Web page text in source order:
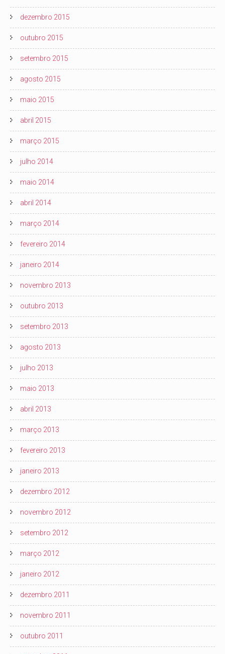
dezembro 2015
outubro 2015
setembro 2015
agosto 2015
maio 2015
abril 2015
março 2015
julho 2014
maio 2014
abril 2014
março 2014
fevereiro 2014
janeiro 2014
novembro 2013
outubro 2013
setembro 2013
agosto 2013
julho 2013
maio 2013
abril 2013
março 2013
fevereiro 2013
janeiro 2013
dezembro 2012
novembro 2012
setembro 2012
março 2012
janeiro 2012
dezembro 2011
novembro 2011
outubro 2011